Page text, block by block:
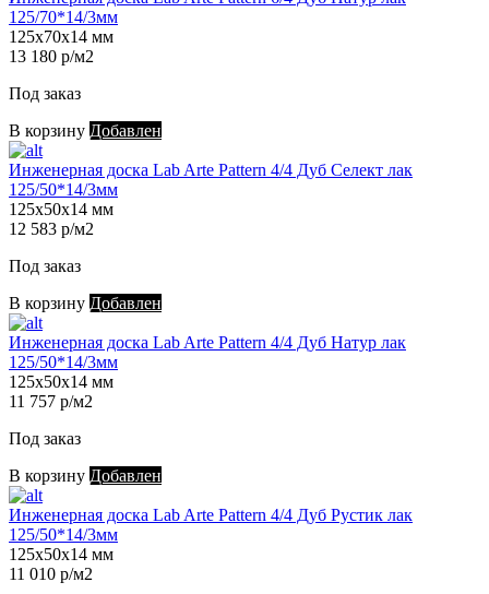
125/70*14/3мм
125х70х14 мм
13 180 р/м2
Под заказ
В корзину Добавлен
Инженерная доска Lab Arte Pattern 4/4 Дуб Селект лак
125/50*14/3мм
125х50х14 мм
12 583 р/м2
Под заказ
В корзину Добавлен
Инженерная доска Lab Arte Pattern 4/4 Дуб Натур лак
125/50*14/3мм
125х50х14 мм
11 757 р/м2
Под заказ
В корзину Добавлен
Инженерная доска Lab Arte Pattern 4/4 Дуб Рустик лак
125/50*14/3мм
125х50х14 мм
11 010 р/м2